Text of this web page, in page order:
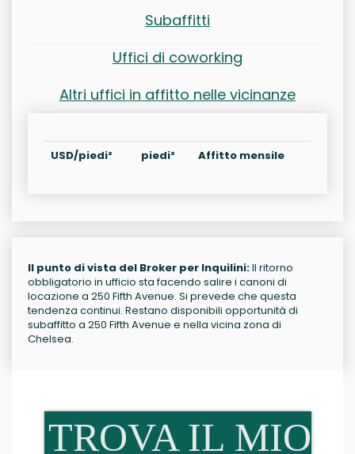
Subaffitti
Uffici di coworking
Altri uffici in affitto nelle vicinanze
USD/piedi² piedi² Affitto mensile
Il punto di vista del Broker per Inquilini:Il ritorno
obbligatorio in ufficio sta facendo salire i canoni di
locazione a 250 Fifth Avenue. Si prevede che questa
tendenza continui. Restano disponibili opportunità di
subaffitto a 250 Fifth Avenue e nella vicina zona di
Chelsea.
TROVA IL MIO